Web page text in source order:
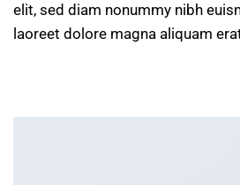
elit, sed diam nonummy nibh
laoreet dolore magna aliquam